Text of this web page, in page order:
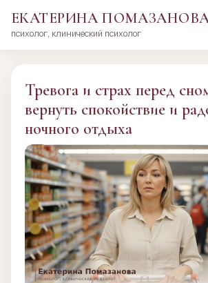
ЕКАТЕРИНА
психолог, клинический психолог
Тревога и страх перед
вернуть спокойствие и
ночного отдыха